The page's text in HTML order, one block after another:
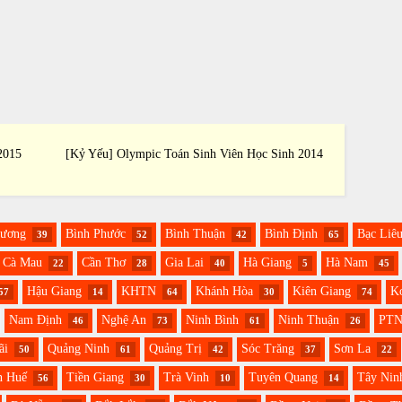
[Kỷ Yếu] Olympic Toán Sinh Viên Học Sinh 2014
39 Bình Phước 52 Bình Thuận 42 Bình Định 65 Bạc Liêu
Cà Mau 22 Cần Thơ 28 Gia Lai 40 Hà Giang 5 Hà Nam 45
Hậu Giang 14 KHTN 64 Khánh Hòa 30 Kiên Giang 74
Nam Định 46 Nghệ An 73 Ninh Bình 61 Ninh Thuận 26
50 Quảng Ninh 61 Quảng Trị 42 Sóc Trăng 37 Sơn La 22
Huế 56 Tiền Giang 30 Trà Vinh 10 Tuyên Quang 14 Tây